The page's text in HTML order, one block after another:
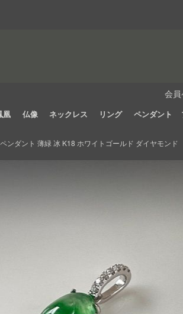
会
凰 仏像 ネックレス リング ペンダント
ンダント 薄緑 冰 K18 ホワイトゴールド ダイヤモンド